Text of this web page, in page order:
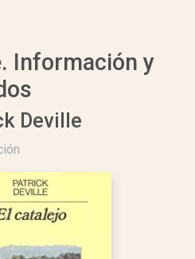
Información y
Deville